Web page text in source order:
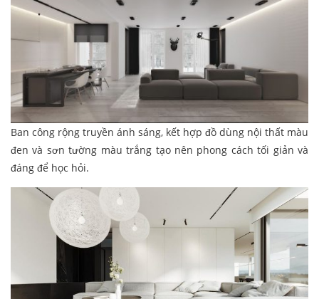
Ban công rộng truyền ánh sáng, kết hợp đồ dùng nội thất màu
đen và sơn tường màu trắng tạo nên phong cách tối giản và
đáng để học hỏi.